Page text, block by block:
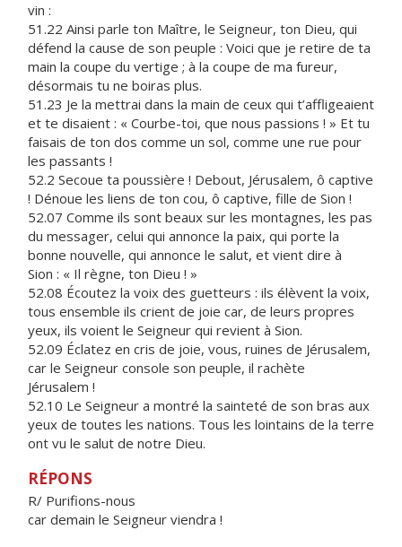
vin :
51.22 Ainsi parle ton Maître, le Seigneur, ton Dieu, qui
défend la cause de son peuple : Voici que je retire de ta
main la coupe du vertige ; à la coupe de ma fureur,
désormais tu ne boiras plus.
51.23 Je la mettrai dans la main de ceux qui t’affligeaient
et te disaient : « Courbe-toi, que nous passions ! » Et tu
faisais de ton dos comme un sol, comme une rue pour
les passants !
52.2 Secoue ta poussière ! Debout, Jérusalem, ô captive
! Dénoue les liens de ton cou, ô captive, fille de Sion !
52.07 Comme ils sont beaux sur les montagnes, les pas
du messager, celui qui annonce la paix, qui porte la
bonne nouvelle, qui annonce le salut, et vient dire à
Sion : « Il règne, ton Dieu ! »
52.08 Écoutez la voix des guetteurs : ils élèvent la voix,
tous ensemble ils crient de joie car, de leurs propres
yeux, ils voient le Seigneur qui revient à Sion.
52.09 Éclatez en cris de joie, vous, ruines de Jérusalem,
car le Seigneur console son peuple, il rachète
Jérusalem !
52.10 Le Seigneur a montré la sainteté de son bras aux
yeux de toutes les nations. Tous les lointains de la terre
ont vu le salut de notre Dieu.
RÉPONS
R/ Purifions-nous
car demain le Seigneur viendra !